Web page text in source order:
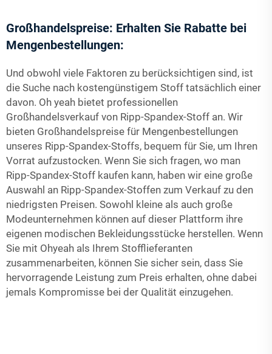
Großhandelspreise: Erhalten Sie Rabatte bei
Mengenbestellungen:
Und obwohl viele Faktoren zu berücksichtigen sind, ist
die Suche nach kostengünstigem Stoff tatsächlich einer
davon. Oh yeah bietet professionellen
Großhandelsverkauf von Ripp-Spandex-Stoff an. Wir
bieten Großhandelspreise für Mengenbestellungen
unseres Ripp-Spandex-Stoffs, bequem für Sie, um Ihren
Vorrat aufzustocken. Wenn Sie sich fragen, wo man
Ripp-Spandex-Stoff kaufen kann, haben wir eine große
Auswahl an Ripp-Spandex-Stoffen zum Verkauf zu den
niedrigsten Preisen. Sowohl kleine als auch große
Modeunternehmen können auf dieser Plattform ihre
eigenen modischen Bekleidungsstücke herstellen. Wenn
Sie mit Ohyeah als Ihrem Stofflieferanten
zusammenarbeiten, können Sie sicher sein, dass Sie
hervorragende Leistung zum Preis erhalten, ohne dabei
jemals Kompromisse bei der Qualität einzugehen.